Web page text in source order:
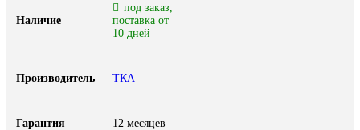
Наличие
под заказ,
поставка от
10 дней
Производитель ТКА
Гарантия 12 месяцев